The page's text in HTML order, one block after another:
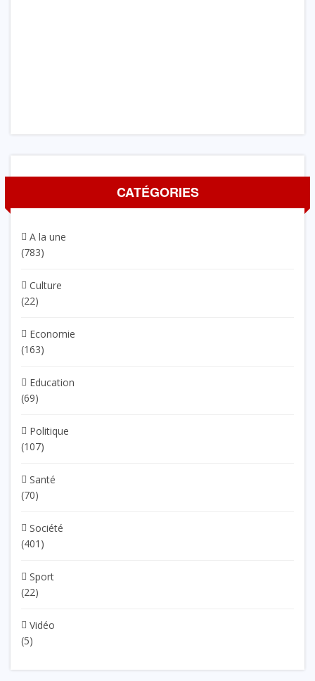
CATÉGORIES
A la une
(783)
Culture
(22)
Economie
(163)
Education
(69)
Politique
(107)
Santé
(70)
Société
(401)
Sport
(22)
Vidéo
(5)